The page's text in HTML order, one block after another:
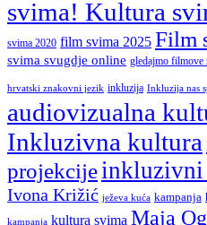
svima! Kultura
svima 2020 film svima 2025 Film
svima svugdje online gledajmo filmove
hrvatski znakovni jezik inkluzija Inkluzija nas
audiovizualna
Inkluzivna kultura
projekcije
Ivona Križić ježeva kuća kampanja
kampanja kultura svima Maja